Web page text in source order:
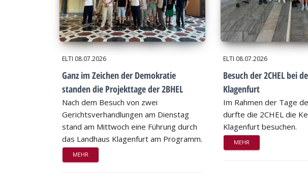
ELTI 08.07.2026
Ganz im Zeichen der Demokratie
standen die Projekttage der 2BHEL
Nach dem Besuch von zwei
Gerichtsverhandlungen am Dienstag
stand am Mittwoch eine Führung durch
das Landhaus Klagenfurt am Programm.
MEHR
ELTI 08.07.2026
Besuch der 2CHEL bei
Klagenfurt
Im Rahmen der Tage
durfte die 2CHEL die
Klagenfurt besuchen.
MEHR